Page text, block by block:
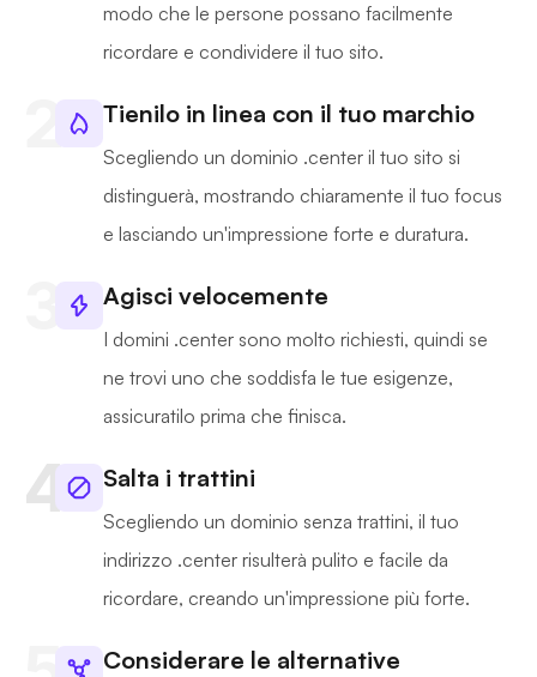
modo che le persone possano facilmente
ricordare e condividere il tuo sito.
Tienilo in linea con il tuo marchio
Scegliendo un dominio .center il tuo sito si
distinguerà, mostrando chiaramente il tuo focus
e lasciando un'impressione forte e duratura.
Agisci velocemente
I domini .center sono molto richiesti, quindi se
ne trovi uno che soddisfa le tue esigenze,
assicuratilo prima che finisca.
Salta i trattini
Scegliendo un dominio senza trattini, il tuo
indirizzo .center risulterà pulito e facile da
ricordare, creando un'impressione più forte.
Considerare le alternative